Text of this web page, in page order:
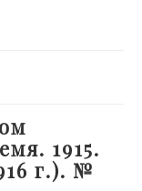
1915.
г.). №